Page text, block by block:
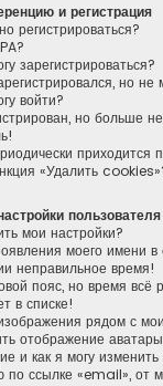
и регистрация
регистрироваться?
зарегистрироваться?
но не
войти?
но больше
приходится
«Удалить
пользователя
мои настройки?
моего имени
неправильное время!
пояс, но время всё
в списке!
рядом с
отображение
и как я могу изменить
по ссылке «email», от